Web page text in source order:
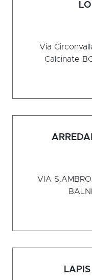
Via
Calcinate
VIA